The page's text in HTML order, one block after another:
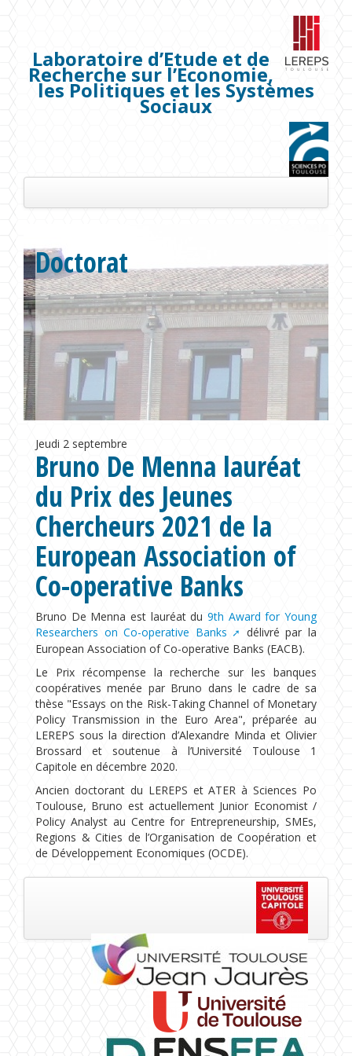
Laboratoire d’Etude et de
Recherche sur l’Economie,
les Politiques et les Systèmes
Sociaux
Les membres
Séminaires
Publications
Projets de recherche
Formations
Doctorat
Jeudi 2 septembre
Bruno De Menna lauréat
du Prix des Jeunes
Chercheurs 2021 de la
European Association of
Co-operative Banks
Bruno De Menna est lauréat du 9th Award for Young
Researchers on Co-operative Banks
délivré par la
European Association of Co-operative Banks (EACB).
Le Prix récompense la recherche sur les banques
coopératives menée par Bruno dans le cadre de sa
thèse "Essays on the Risk-Taking Channel of Monetary
Policy Transmission in the Euro Area", préparée au
LEREPS sous la direction d’Alexandre Minda et Olivier
Brossard et soutenue à l’Université Toulouse 1
Capitole en décembre 2020.
Ancien doctorant du LEREPS et ATER à Sciences Po
Toulouse, Bruno est actuellement Junior Economist /
Policy Analyst au Centre for Entrepreneurship, SMEs,
Regions & Cities de l’Organisation de Coopération et
de Développement Economiques (OCDE).